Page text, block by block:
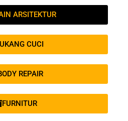
ARSITEKTUR
CUCI
REPAIR
FURNITUR